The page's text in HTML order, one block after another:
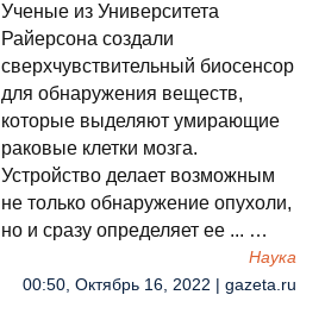
Ученые из Университета
Райерсона создали
сверхчувствительный биосенсор
для обнаружения веществ,
которые выделяют умирающие
раковые клетки мозга.
Устройство делает возможным
не только обнаружение опухоли,
но и сразу определяет ее ... …
Наука
00:50, Октябрь 16, 2022 | gazeta.ru